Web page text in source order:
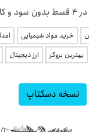
خرید مواد شیمیایی
بهترین بروکر ارز دیجیتال
نسخه دسکتاپ